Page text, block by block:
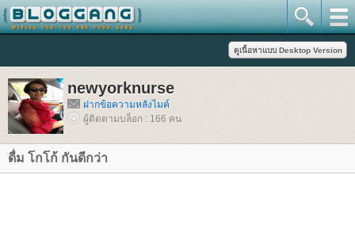
newyorknurse
ฝากข้อความหลังไมค์
ผู้ติดตามบล็อก : 166 คน
ดื่ม โกโก้ กันดีกว่า